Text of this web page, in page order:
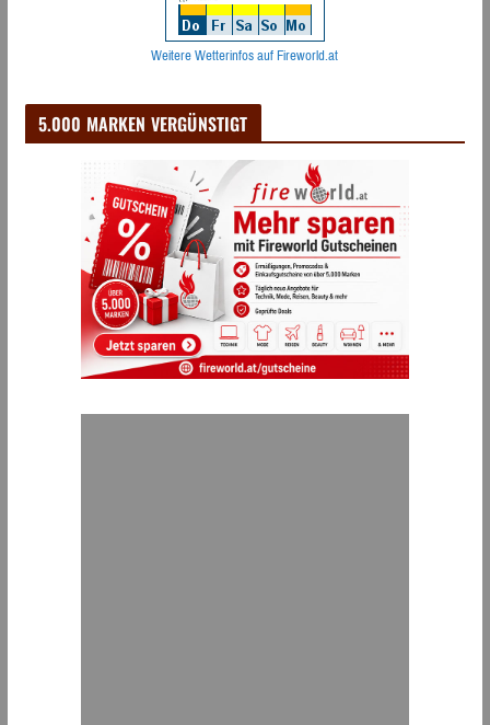
Weitere Wetterinfos auf Fireworld.at
5.000 MARKEN VERGÜNSTIGT